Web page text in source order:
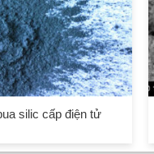
silic cấp điện tử